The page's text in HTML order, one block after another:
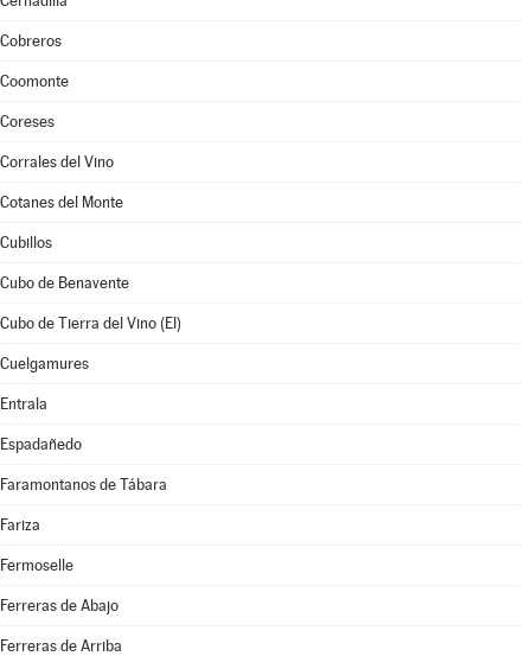
Cobreros
Coomonte
Coreses
Corrales del Vino
Cotanes del Monte
Cubillos
Cubo de Benavente
Cubo de Tierra del Vino (El)
Cuelgamures
Entrala
Espadañedo
Faramontanos de Tábara
Fariza
Fermoselle
Ferreras de Abajo
Ferreras de Arriba